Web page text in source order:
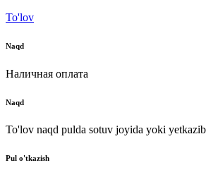
To'lov
Naqd
Наличная оплата
Naqd
To'lov naqd pulda sotuv joyida yoki
Pul o'tkazish